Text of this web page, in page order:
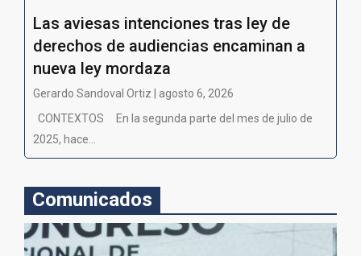
Las aviesas intenciones tras ley de
derechos de audiencias encaminan a
nueva ley mordaza
Gerardo Sandoval Ortiz | agosto 6, 2026
CONTEXTOS En la segunda parte del mes de julio de
2025, hace...
Comunicados